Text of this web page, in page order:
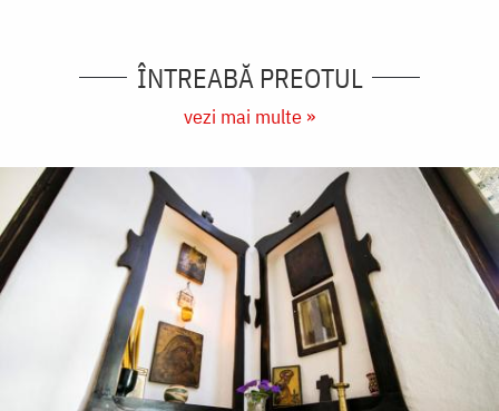
ÎNTREABĂ PREOTUL
vezi mai multe »